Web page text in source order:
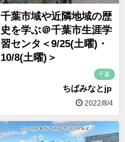
千葉市域や近隣地域の歴
史を学ぶ＠千葉市生涯学
習センタ＜9/25(土曜)・
10/8(土曜)＞
千葉
ちばみなとjp
2022/8/4